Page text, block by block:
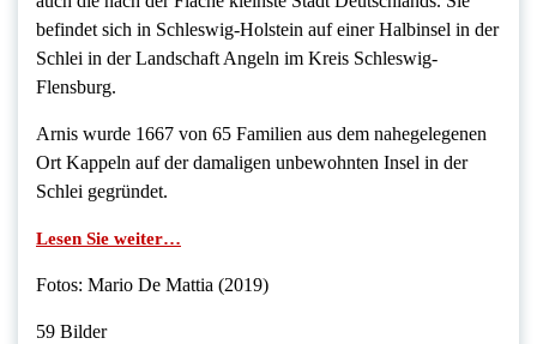
befindet sich in Schleswig-Holstein auf einer Halbinsel in der
Schlei in der Landschaft Angeln im Kreis Schleswig-
Flensburg.
Arnis wurde 1667 von 65 Familien aus dem nahegelegenen
Ort Kappeln auf der damaligen unbewohnten Insel in der
Schlei gegründet.
Lesen Sie weiter…
Fotos: Mario De Mattia (2019)
59 Bilder